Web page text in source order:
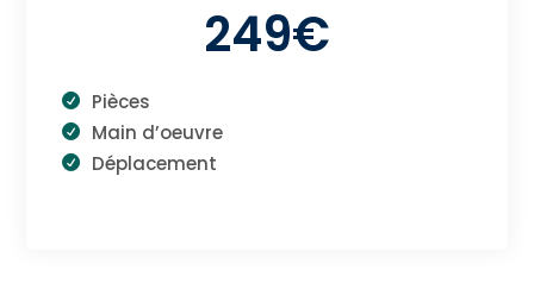
249€
Pièces
Main d’oeuvre
Déplacement